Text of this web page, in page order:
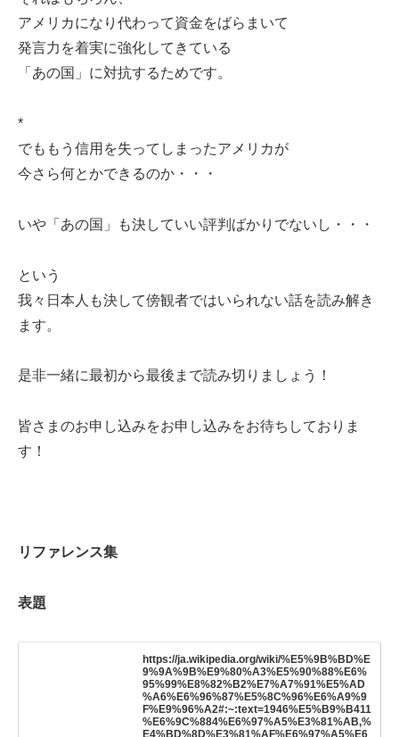
アメリカになり代わって資金をばらまいて
発言力を着実に強化してきている
「あの国」に対抗するためです。
*
でももう信用を失ってしまったアメリカが
今さら何とかできるのか・・・
いや「あの国」も決していい評判ばかりでないし・・・
という
我々日本人も決して傍観者ではいられない話を読み解き
ます。
是非一緒に最初から最後まで読み切りましょう！
皆さまのお申し込みをお申し込みをお待ちしておりま
す！
リファレンス集
表題
https://ja.wikipedia.org/wiki/%E5%9B%BD%E
9%9A%9B%E9%80%A3%E5%90%88%E6%
95%99%E8%82%B2%E7%A7%91%E5%AD
%A6%E6%96%87%E5%8C%96%E6%A9%9
F%E9%96%A2#:~:text=1946%E5%B9%B411
%E6%9C%884%E6%97%A5%E3%81%AB,%
E4%BD%8D%E3%81%AF%E6%97%A5%E6